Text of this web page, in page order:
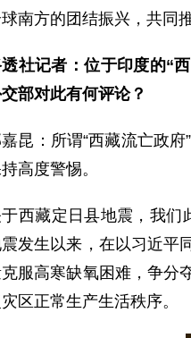
南方的团结振兴，共同
社记者：位于印度的“
部对此有何评论？
昆：所谓“西藏流亡政
高度警惕。
西藏定日县地震，我们
发生以来，在以习近平
服高寒缺氧困难，争分
区正常生产生活秩序。